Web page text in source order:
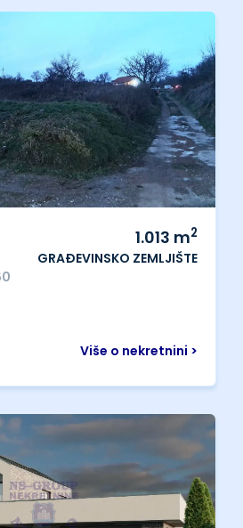
1.013 m2
GRAĐEVINSKO ZEMLJIŠTE
Više o nekretnini >